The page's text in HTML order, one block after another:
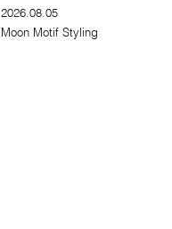
2026.08.05
Moon Motif Styling